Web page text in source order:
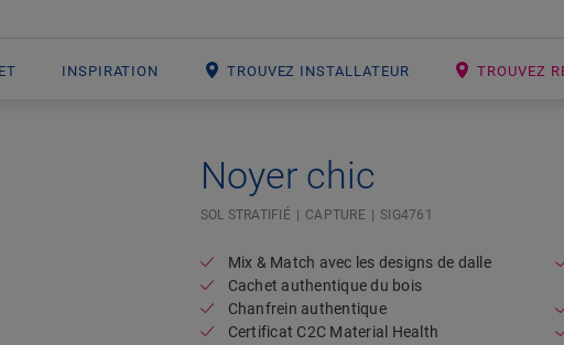
INSPIRATION TROUVEZ INSTALLATEUR TROUVEZ
Open image in lightbox
Noyer chic
SOL STRATIFIÉ CAPTURE SIG4761
Mix & Match avec les designs de dalle
Cachet authentique du bois
Chanfrein authentique
Certificat C2C Material Health